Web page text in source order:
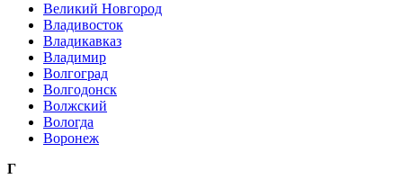
Великий Новгород
Владивосток
Владикавказ
Владимир
Волгоград
Волгодонск
Волжский
Вологда
Воронеж
Г